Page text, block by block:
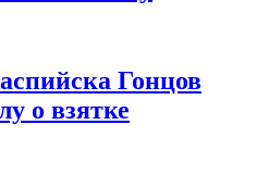
Гонцов
о взятке